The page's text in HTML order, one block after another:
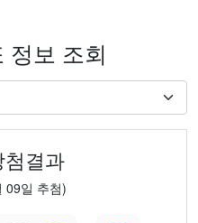
정보 조회
첨결과
09일 추첨)